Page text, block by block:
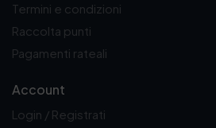
Termini e condizioni
Raccolta punti
Pagamenti rateali
Account
Login / Registrati